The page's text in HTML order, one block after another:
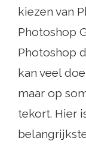
kiezen van
Photoshop
Photoshop
kan veel
maar op
tekort. Hier